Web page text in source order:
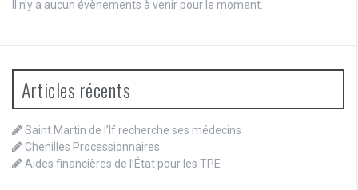
Il n’y a aucun évènements à venir pour le moment.
Articles récents
Saint Martin de l’If recherche ses médecins
Chenilles Processionnaires
Aides financières de l’État pour les TPE